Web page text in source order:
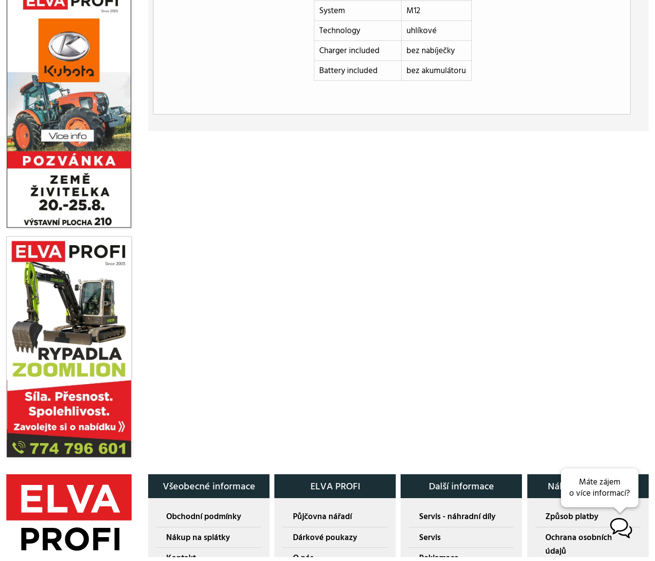
System
M12
Technology
uhlíkové
Charger included
bez nabíječky
Battery included
bez akumulátoru
Všeobecné informace
Obchodní podmínky
Nákup na splátky
Kontakt
ELVA PROFI
Půjčovna nářadí
Dárkové poukazy
O nás
Další informace
Servis - náhradní díly
Servis
Reklamace
Nákup přes E-shop
Způsob platby
Ochrana osobních
údajů
Máte zájem
o více informací?
B